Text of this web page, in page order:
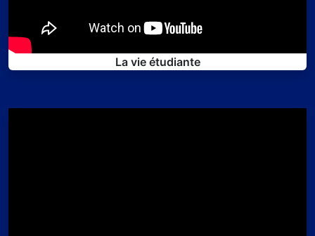
La vie étudiante